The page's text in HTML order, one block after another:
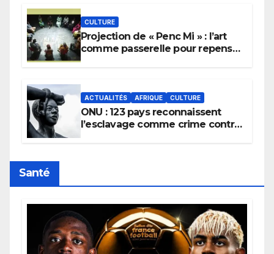
CULTURE
Projection de « Penc Mi » : l’art
comme passerelle pour repenser
ACTUALITÉS AFRIQUE CULTURE
ONU : 123 pays reconnaissent
l’esclavage comme crime contre
Santé